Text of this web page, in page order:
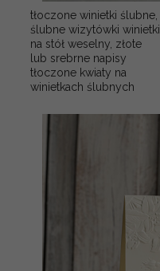
tłoczone winietki ślubne,
ślubne wizytówki winietki
na stół weselny, złote
lub srebrne napisy
tłoczone kwiaty na
winietkach ślubnych